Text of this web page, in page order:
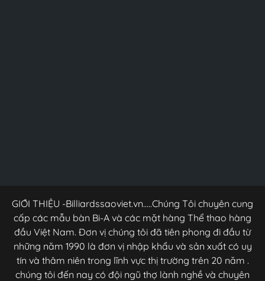
GIỚI THIỆU -Billiardssaoviet.vn.....Chúng Tôi chuyên cung
cấp các mẫu bàn Bi-A và các mặt hàng Thể thao hàng
đầu Việt Nam. Đơn vị chúng tôi đã tiên phong đi đầu từ
những năm 1990 là đơn vị nhập khẩu và sản xuất có uy
tín và thâm niên trong lĩnh vực thị trường trên 20 năm .
chúng tôi đến nay có đội ngũ thợ lành nghề và chuyên